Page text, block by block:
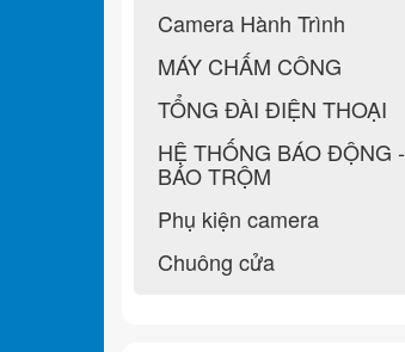
Camera Hành Trình
MÁY CHẤM CÔNG
TỔNG ĐÀI ĐIỆN THOẠI
HỆ THỐNG BÁO ĐỘNG -
BÁO TRỘM
Phụ kiện camera
Chuông cửa